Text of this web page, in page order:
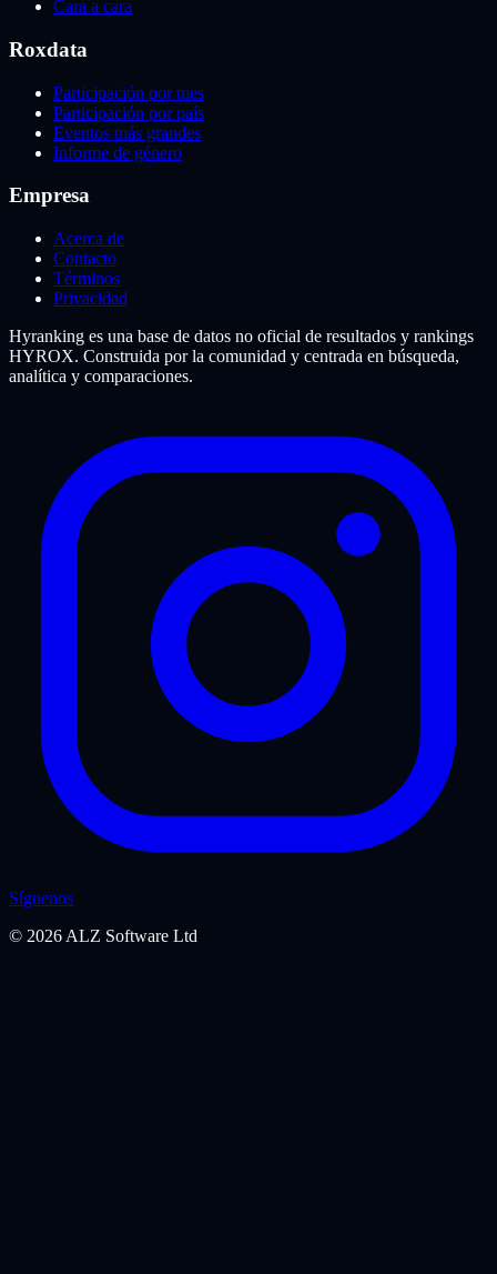
Cara a cara
Roxdata
Participación por mes
Participación por país
Eventos más grandes
Informe de género
Empresa
Acerca de
Contacto
Términos
Privacidad
Hyranking es una base de datos no oficial de resultados y rankings
HYROX. Construida por la comunidad y centrada en búsqueda,
analítica y comparaciones.
Síguenos
© 2026 ALZ Software Ltd